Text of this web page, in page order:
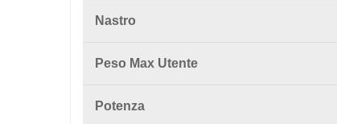
Nastro
Peso Max Utente
Potenza